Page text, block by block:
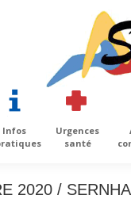
Infos
Urgences
santé
2020 /